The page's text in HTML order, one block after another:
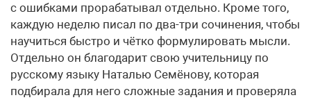
с ошибками прорабатывал отдельно. Кроме того,
каждую неделю писал по два-три сочинения, чтобы
научиться быстро и чётко формулировать мысли.
Отдельно он благодарит свою учительницу по
русскому языку Наталью Семёнову, которая
подбирала для него сложные задания и проверяла